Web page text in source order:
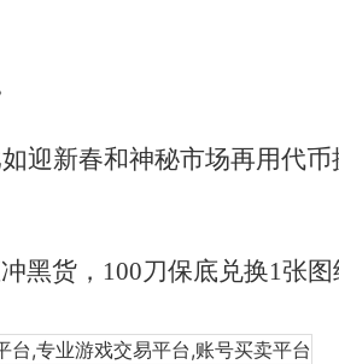
迎新春和神秘市场再用代币
黑货， 100刀保底兑换1张